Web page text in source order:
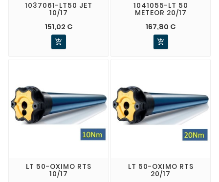
1037061-LT50 JET
10/17
151,02 €

1041055-LT 50
METEOR 20/17
167,80 €

LT 50-OXIMO RTS
10/17
LT 50-OXIMO RTS
20/17